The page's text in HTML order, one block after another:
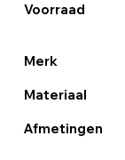
Voorraad
Merk
Materiaal
Afmetingen